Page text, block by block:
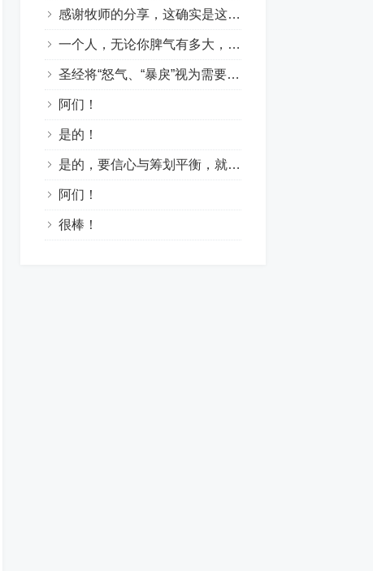
感谢牧师的分享，这确实是这个世代非常扎心且及时的信息。结合这两处经文，很深的触动到我……1. “快”与“慢”的智慧（雅1:19）：圣灵提醒我们要“快快的听”（倾听神的声音与他人的苦衷），“慢慢的说”（克制口舌），“慢慢的动怒”。因为人的怒气并不能成就神的义。很多时候，我们发怒不是因为“公义”，而是因为“自我”受到了冒犯。2. “柔和的舌头”是解药（箴15:1）：暴戾会点燃战火，唯有柔和能化解危机。面对这个充满挑唆和压力的环境，我们无法靠“忍”来消灭怒气，唯有靠着圣灵结出“节制”的果子——在情绪上头的那几秒里，转向神，把审判权交给祂。求主帮助我们，不把“发脾气”当作“真性情”，而是靠主做情绪的好管家。愿我们口中的言语、心里的意念，在祂面前蒙悦纳，也能成为身边人的祝福。阿们！????
一个人，无论你脾气有多大，戾气有多猛，并不表明你有多能，只能说你有多狂和无知与无德！
圣经将“怒气、“暴戾”视为需要克制的负面情感，提倡通过忍耐、宽恕和依靠神来管理怒气和戾气，从而避免因失控的愤怒带来罪恶和破坏。愿神帮助我们，管理好我们的情绪，去更好地荣神益人。阿们！
阿们！
是的！
是的，要信心与筹划平衡，就要住在主里面。靠主帮助我们两者得与平衡因此在主里面得与丰富！愿主纪念李牧师的辛劳！
阿们！
很棒！